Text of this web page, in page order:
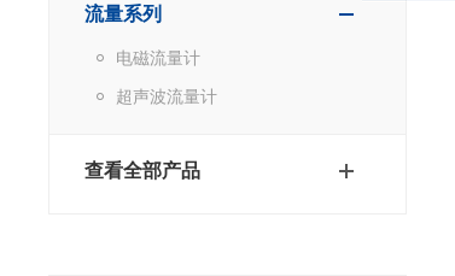
流量系列
电磁流量计
超声波流量计
查看全部产品